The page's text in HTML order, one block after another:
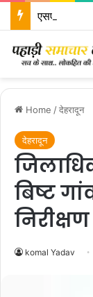
Home /देहरादून
देहरादून
बिष्ट
निरीक्षण
komal Yadav